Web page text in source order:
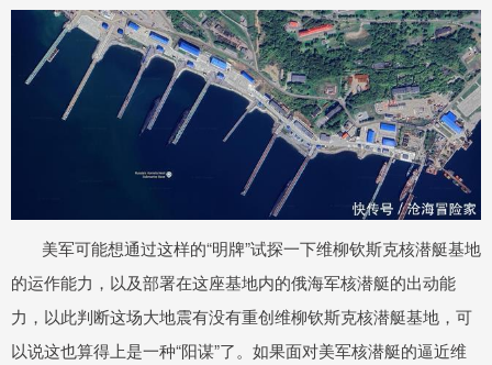
美军可能想通过这样的“明牌”试探一下维柳钦斯克核潜艇基地
的运作能力，以及部署在这座基地内的俄海军核潜艇的出动能
力，以此判断这场大地震有没有重创维柳钦斯克核潜艇基地，可
以说这也算得上是一种“阳谋”了。如果面对美军核潜艇的逼近维